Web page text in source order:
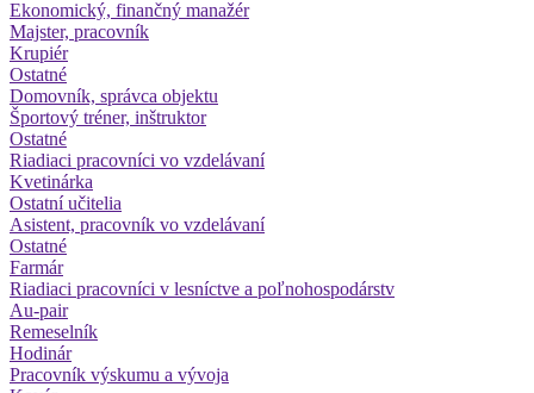
Ekonomický, finančný manažér
Majster, pracovník
Krupiér
Ostatné
Domovník, správca objektu
Športový tréner, inštruktor
Ostatné
Riadiaci pracovníci vo vzdelávaní
Kvetinárka
Ostatní učitelia
Asistent, pracovník vo vzdelávaní
Ostatné
Farmár
Riadiaci pracovníci v lesníctve a poľnohospodárstv
Au-pair
Remeselník
Hodinár
Pracovník výskumu a vývoja